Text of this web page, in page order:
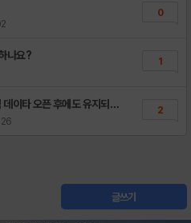
0
나요? 1
이타 오픈 후에도 유지되나
2
글쓰기